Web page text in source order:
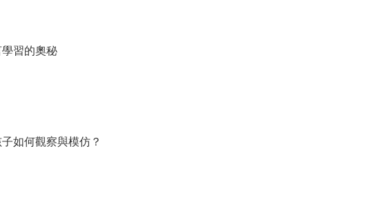
習的奧秘
如何觀察與模仿？